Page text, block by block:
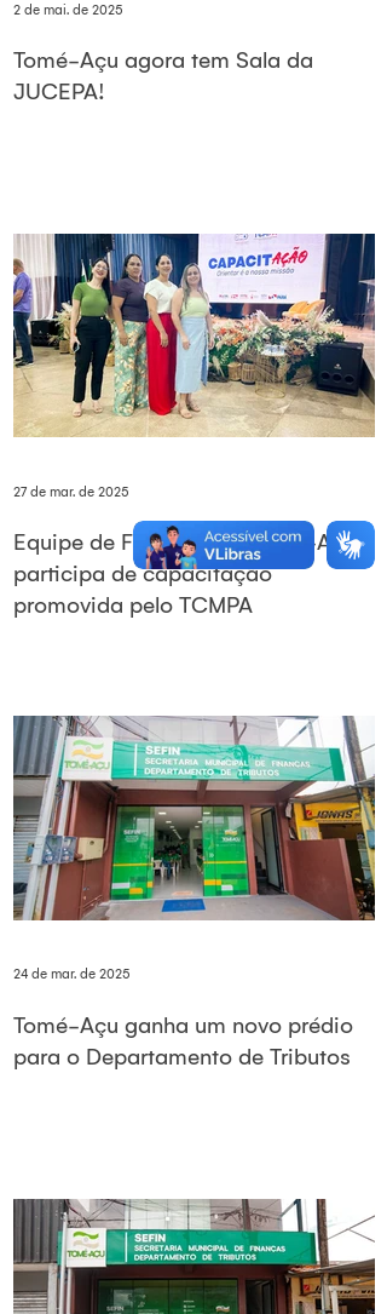
Tomé-Açu agora tem Sala da
JUCEPA!
2 de mai. de 2025
Equipe de Finanças de Tomé-Açu
participa de capacitação
promovida pelo TCMPA
27 de mar. de 2025
Tomé-Açu ganha um novo prédio
para o Departamento de Tributos
24 de mar. de 2025